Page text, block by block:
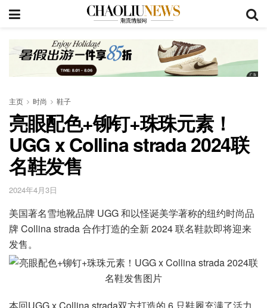
主页 时尚 鞋子
亮眼配色+铆钉+珠珠元素！
UGG x Collina strada 2024联
名鞋发售
2024年4月3日
美国著名雪地靴品牌 UGG 和以怪诞美学著称的纽约时尚品
牌 Collina strada 合作打造的全新 2024 联名鞋款即将迎来
发售。